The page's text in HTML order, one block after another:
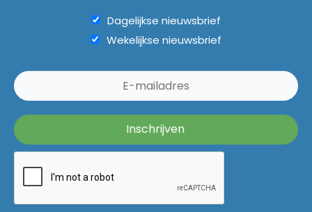
Dagelijkse nieuwsbrief
Wekelijkse nieuwsbrief